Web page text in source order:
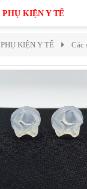
PHỤ KIỆN Y TẾ
PHỤ KIỆN Y TẾ Các